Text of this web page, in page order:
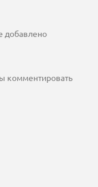
добавлено
комментировать